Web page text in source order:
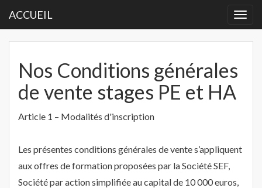
ACCUEIL
Nos Conditions générales
de vente stages PE et HA
Article 1 – Modalités d'inscription
Les présentes conditions générales de vente s’appliquent
aux offres de formation proposées par la Société SEF,
Société par action simplifiée au capital de 10 000 euros,